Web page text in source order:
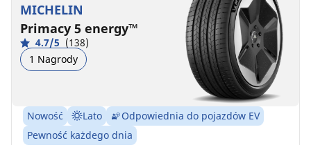
MICHELIN
Primacy 5 energy™
4.7/5 (138)
1 Nagrody
Nowość Lato
Odpowiednia do pojazdów EV
Pewność każdego dnia